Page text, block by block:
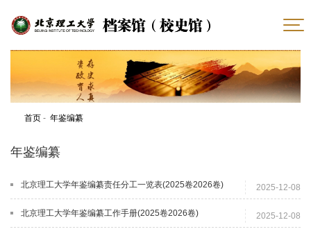
首页 - 年鉴编纂
年鉴编纂
2025-12-08
北京理工大学年鉴编纂责任分工一览表(2025卷2026卷)
2025-12-08
北京理工大学年鉴编纂工作手册(2025卷2026卷)